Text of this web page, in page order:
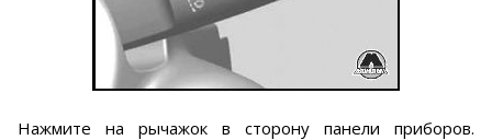
Нажмите на рычажок в сторону панели приборов.